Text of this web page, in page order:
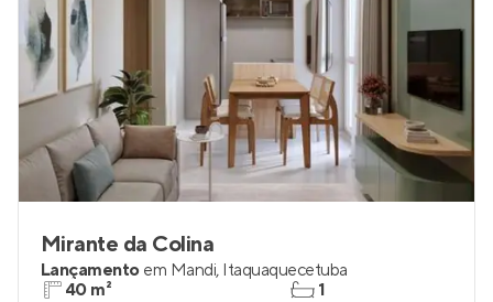
Mirante da Colina
Lançamento em Mandi, Itaquaquecetuba
40 m²
1